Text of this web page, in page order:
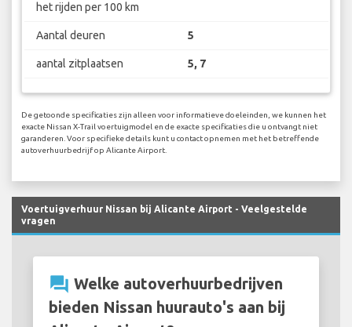
het rijden per 100 km
Aantal deuren 5
aantal zitplaatsen 5, 7
De getoonde specificaties zijn alleen voor informatieve doeleinden, we kunnen het
exacte Nissan X-Trail voertuigmodel en de exacte specificaties die u ontvangt niet
garanderen. Voor specifieke details kunt u contact opnemen met het betreffende
autoverhuurbedrijf op Alicante Airport.
Voertuigverhuur Nissan bij Alicante Airport - Veelgestelde
vragen
question_answer Welke autoverhuurbedrijven
bieden Nissan huurauto's aan bij